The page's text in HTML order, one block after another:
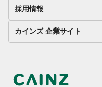
採用情報
カインズ 企業サイト